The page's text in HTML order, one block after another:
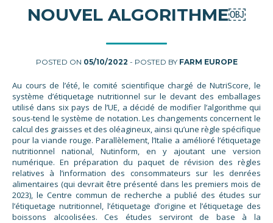
NOUVEL ALGORITHME￼
POSTED ON 05/10/2022 - POSTED BY FARM EUROPE
Au cours de l’été, le comité scientifique chargé de NutriScore, le
système d’étiquetage nutritionnel sur le devant des emballages
utilisé dans six pays de l’UE, a décidé de modifier l’algorithme qui
sous-tend le système de notation. Les changements concernent le
calcul des graisses et des oléagineux, ainsi qu’une règle spécifique
pour la viande rouge. Parallèlement, l’Italie a amélioré l’étiquetage
nutritionnel national, Nutinform, en y ajoutant une version
numérique. En préparation du paquet de révision des règles
relatives à l’information des consommateurs sur les denrées
alimentaires (qui devrait être présenté dans les premiers mois de
2023), le Centre commun de recherche a publié des études sur
l’étiquetage nutritionnel, l’étiquetage d’origine et l’étiquetage des
boissons alcoolisées. Ces études serviront de base à la